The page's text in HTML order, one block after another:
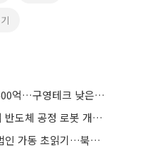
매출 4000억대에 시총은 겨우 500억…구영테크 낮은 몸값에 저가 승계 마무리
라온로보틱스, 국내 유일 차세대 반도체 공정 로봇 개발 ‘고객사 테스트 진행’
신성에스티, 2300억 규모 미국법인 가동 초읽기…북미 ESS 공략 본격화